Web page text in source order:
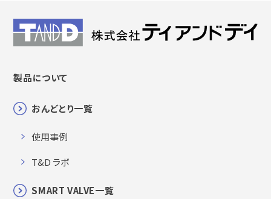
製品について
おんどとり一覧
使用事例
T&D ラボ
SMART VALVE一覧